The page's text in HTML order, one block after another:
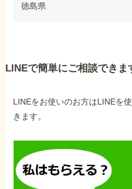
徳島県
LINEで簡単にご相談できま
LINEをお使いのお方はLINEを
きます。